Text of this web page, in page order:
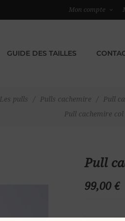
Mon compte
GUIDE DES TAILLES
Les pulls / Pulls cachemire / Pull
Pull cachemire col
Pull
99,00 €